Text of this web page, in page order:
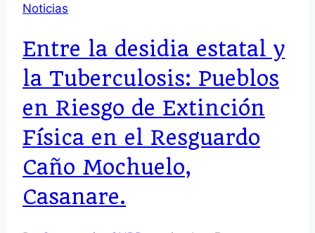
Noticias
Entre la desidia estatal y
la Tuberculosis: Pueblos
en Riesgo de Extinción
Física en el Resguardo
Caño Mochuelo,
Casanare.